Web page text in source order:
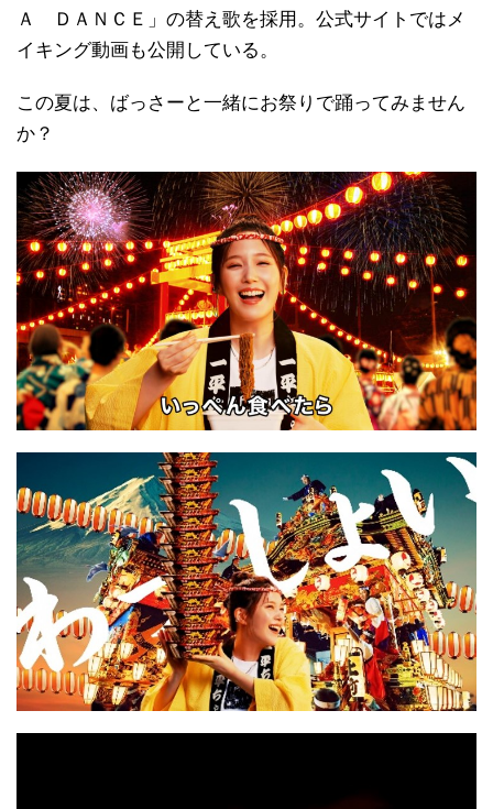
Ａ ＤＡＮＣＥ」の替え歌を採用。公式サイトではメ
イキング動画も公開している。
この夏は、ばっさーと一緒にお祭りで踊ってみません
か？